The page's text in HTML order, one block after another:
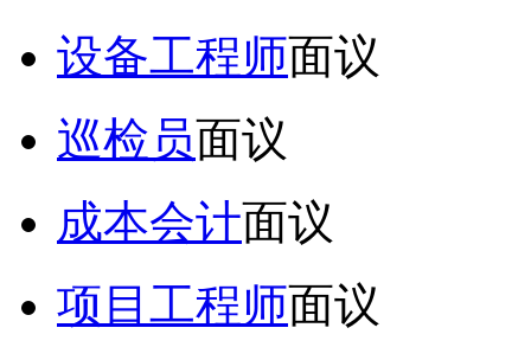
设备工程师面议
巡检员面议
成本会计面议
项目工程师面议